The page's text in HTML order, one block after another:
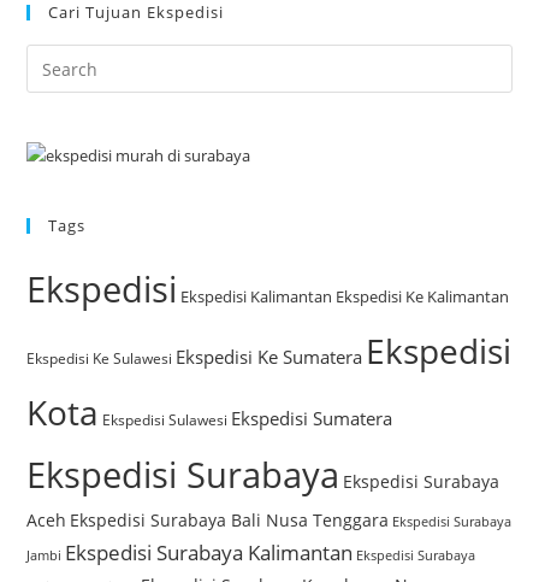
Cari Tujuan Ekspedisi
Tags
Ekspedisi Ekspedisi Kalimantan Ekspedisi Ke Kalimantan
Ekspedisi Ke Sulawesi Ekspedisi Ke Sumatera Ekspedisi
Kota Ekspedisi Sulawesi Ekspedisi Sumatera
Ekspedisi Surabaya Ekspedisi Surabaya
Aceh Ekspedisi Surabaya Bali Nusa Tenggara Ekspedisi Surabaya
Jambi Ekspedisi Surabaya Kalimantan Ekspedisi Surabaya